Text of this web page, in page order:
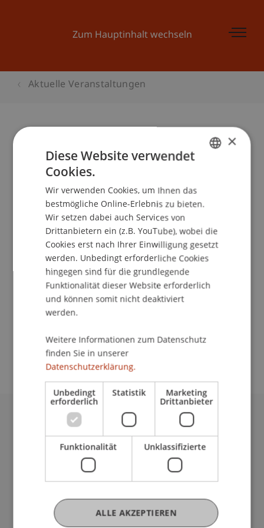
Zum Hauptinhalt wechseln
Aktuelle Veranstaltungen
Vernissage Ausstellung
"Holzverbindungen"
School/Professur:
Studienverwaltung Bachelorstudiengang
Architektur
Veranstaltungsdetails
Kontakt
Universität Liechtenstein
Fürst-Franz-Josef-Strasse
9490 Vaduz
T +423 265 11 11
info@uni.li
Fußzeile Rechtliche Hinweise
Rechtssammlung
×
Diese Website verwendet
Cookies.
Wir verwenden Cookies, um Ihnen das
bestmögliche Online-Erlebnis zu bieten.
Wir setzen dabei auch Services von
Drittanbietern ein (z.B. YouTube), wobei die
Cookies erst nach Ihrer Einwilligung gesetzt
werden. Unbedingt erforderliche Cookies
hingegen sind für die grundlegende
Funktionalität dieser Website erforderlich
und können somit nicht deaktiviert
werden.
Weitere Informationen zum Datenschutz
finden Sie in unserer
Datenschutzerklärung.
Unbedingt
erforderlich
Statistik Marketing
Drittanbieter
Funktionalität Unklassifizierte
ALLE AKZEPTIEREN